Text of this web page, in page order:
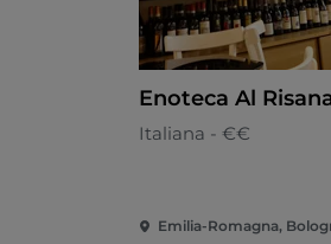
Enoteca Al
Italiana - €€
Emilia-Romagna,